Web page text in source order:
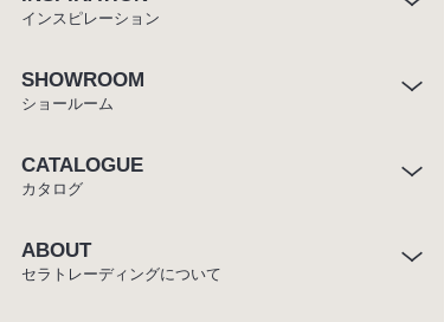
インスピレーション
SHOWROOM
ショールーム
CATALOGUE
カタログ
ABOUT
セラトレーディングについて